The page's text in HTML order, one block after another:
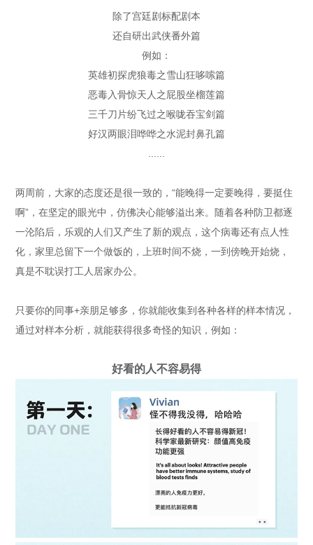
除了宫廷剧标配剧本
还自研出武侠番外篇
例如：
英雄初探虎狼毒之雪山狂哆嗦篇
恶毒入骨惊天人之屁股坐榴莲篇
三千刀片纷飞过之喉咙吞宝剑篇
好汉两眼泪哗哗之水泥封鼻孔篇
两周前，大家的态度还是很一致的，“能晚得一定要晚得，要挺住
啊”，在坚定的眼光中，仿佛决心能够溢出来。随着各种防卫都逐
一沦陷后，乐观的人们又产生了新的观点，这个病毒还有点人性
化，家里总留下一个做饭的，上班时间不烧，一到傍晚开始烧，
真是不耽误打工人居家办公。
只要你的同事+亲朋足够多，你就能收集到各种各样的样本情况，
通过对样本分析，就能获得很多奇怪的知识，例如：
好看的人不容易得